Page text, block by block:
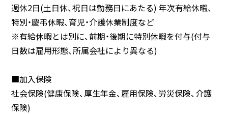
週休2日(土日休、祝日は勤務日にあたる) 年次有給休暇、
特別・慶弔休暇、育児・介護休業制度など
※有給休暇とは別に、前期・後期に特別休暇を付与(付与
日数は雇用形態、所属会社により異なる)
■加入保険
社会保険(健康保険、厚生年金、雇用保険、労災保険、介護
保険)